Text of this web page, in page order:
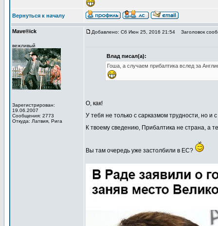
Вернуться к началу
Mave®ick
вежливый
Зарегистрирован:
19.06.2007
Сообщения: 2773
Откуда: Латвия, Рига
Добавлено: Сб Июн 25, 2016 21:54 Заголовок
Влад писал(а):
Гоша, а случаем прибалтика вслед за
О, как!
У тебя не только с сарказмом трудности, но и
К твоему сведению, Прибалтика не страна, а
Вы там очередь уже застолбили в ЕС?